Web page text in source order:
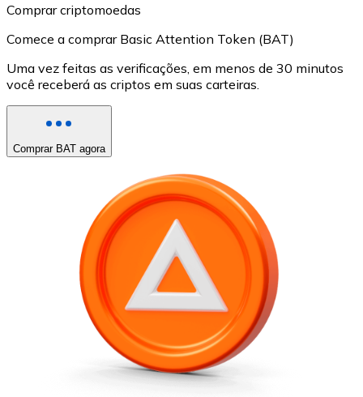
Comprar criptomoedas
Comece a comprar Basic Attention Token (BAT)
Uma vez feitas as verificações, em menos de 30 minutos
você receberá as criptos em suas carteiras.
Comprar BAT agora